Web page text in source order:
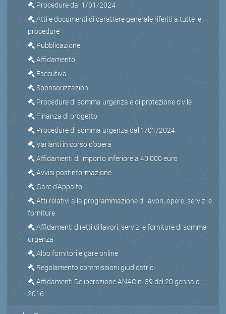
Procedure dal 1/01/2024
Atti e documenti di carattere generale riferiti a tutte le
procedure
Pubblicazione
Affidamento
Esecutiva
Sponsorizzazioni
Procedure di somma urgenza e di protezione civile
Finanza di progetto
Procedure di somma urgenza dal 1/01/2024
Varianti in corso d’opera
Affidamenti di importo inferiore a 40.000 euro
Avvisi postinformazione
Gare d'Appalto
Atti relativi alla programmazione di lavori, opere, servizi e
forniture
Affidamenti diretti di lavori, servizi e forniture di somma
urgenza
Albo fornitori e gare online
Regolamento commissioni giudicatrici
Affidamenti Deliberazione ANAC n. 39 del 20 gennaio
2016